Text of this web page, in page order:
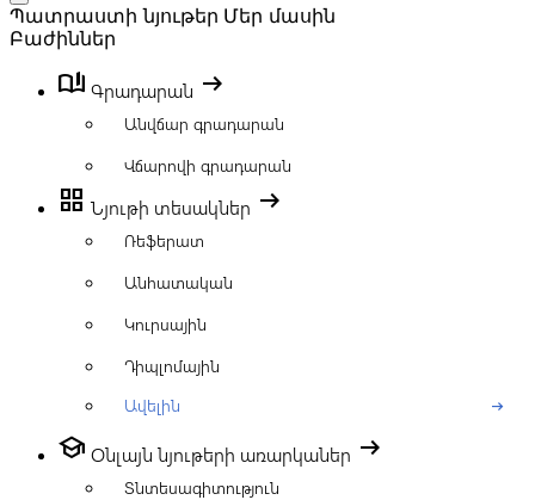
Պատրաստի նյութեր Մեր մասին
Բաժիններ
book_ribbon Գրադարան arrow_right_alt
Անվճար գրադարան
Վճարովի գրադարան
grid_view Նյութի տեսակներ arrow_right_alt
Ռեֆերատ
Անհատական
Կուրսային
Դիպլոմային
Ավելին
arrow_right_alt
school Օնլայն նյութերի առարկաներ arrow_right_alt
Տնտեսագիտություն